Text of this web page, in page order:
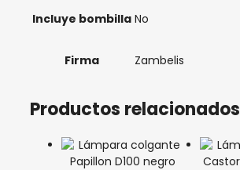
Incluye bombilla No
Firma Zambelis
Productos relacionados